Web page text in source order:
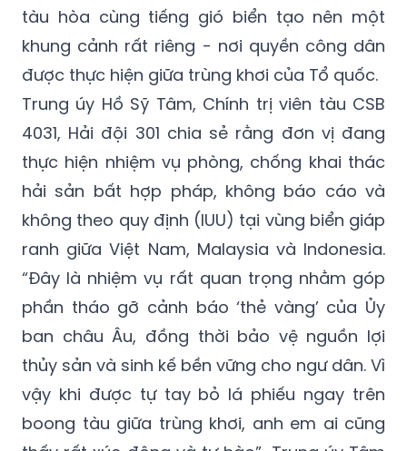
tàu hòa cùng tiếng gió biển tạo nên một
khung cảnh rất riêng - nơi quyền công dân
được thực hiện giữa trùng khơi của Tổ quốc.
Trung úy Hồ Sỹ Tâm, Chính trị viên tàu CSB
4031, Hải đội 301 chia sẻ rằng đơn vị đang
thực hiện nhiệm vụ phòng, chống khai thác
hải sản bất hợp pháp, không báo cáo và
không theo quy định (IUU) tại vùng biển giáp
ranh giữa Việt Nam, Malaysia và Indonesia.
“Đây là nhiệm vụ rất quan trọng nhằm góp
phần tháo gỡ cảnh báo ‘thẻ vàng’ của Ủy
ban châu Âu, đồng thời bảo vệ nguồn lợi
thủy sản và sinh kế bền vững cho ngư dân. Vì
vậy khi được tự tay bỏ lá phiếu ngay trên
boong tàu giữa trùng khơi, anh em ai cũng